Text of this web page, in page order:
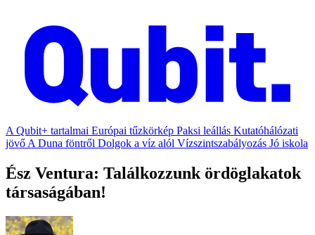
A Qubit+ tartalmai Európai tűzkörkép Paksi leállás Kutatóhálózati
jövő A Duna föntről Dolgok a víz alól Vízszintszabályozás Jó iskola
Ész Ventura: Találkozzunk ördöglakatok
társaságában!